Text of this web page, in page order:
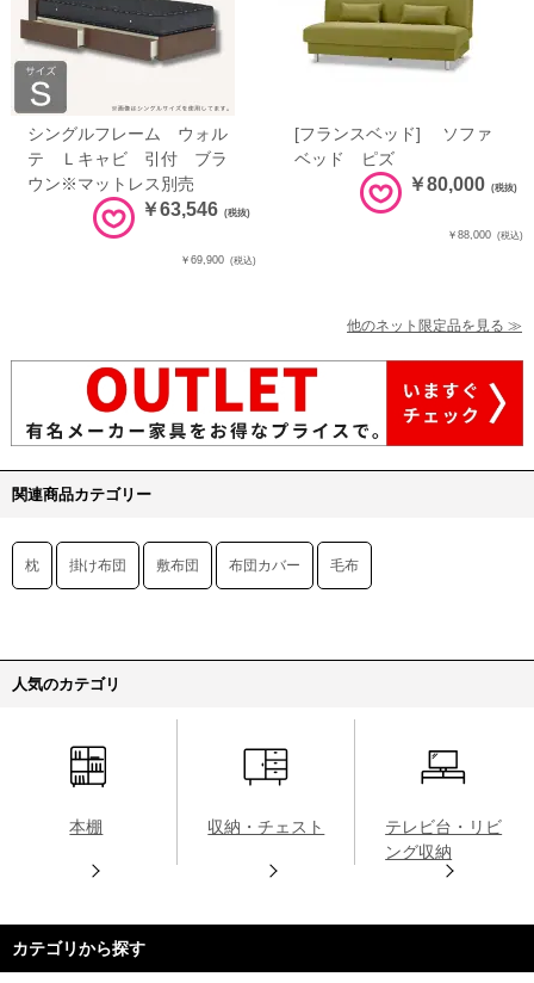
シングルフレーム ウォル
テ Ｌキャビ 引付 ブラ
ウン※マットレス別売
￥63,546 (税抜)
￥69,900 (税込)
[フランスベッド] ソファ
ベッド ピズ
￥80,000 (税抜)
￥88,000 (税込)
他のネット限定品を見る ≫
関連商品カテゴリー
枕 掛け布団 敷布団 布団カバー 毛布
人気のカテゴリ
本棚 収納・チェスト
テレビ台・リビ
ング収納
カテゴリから探す